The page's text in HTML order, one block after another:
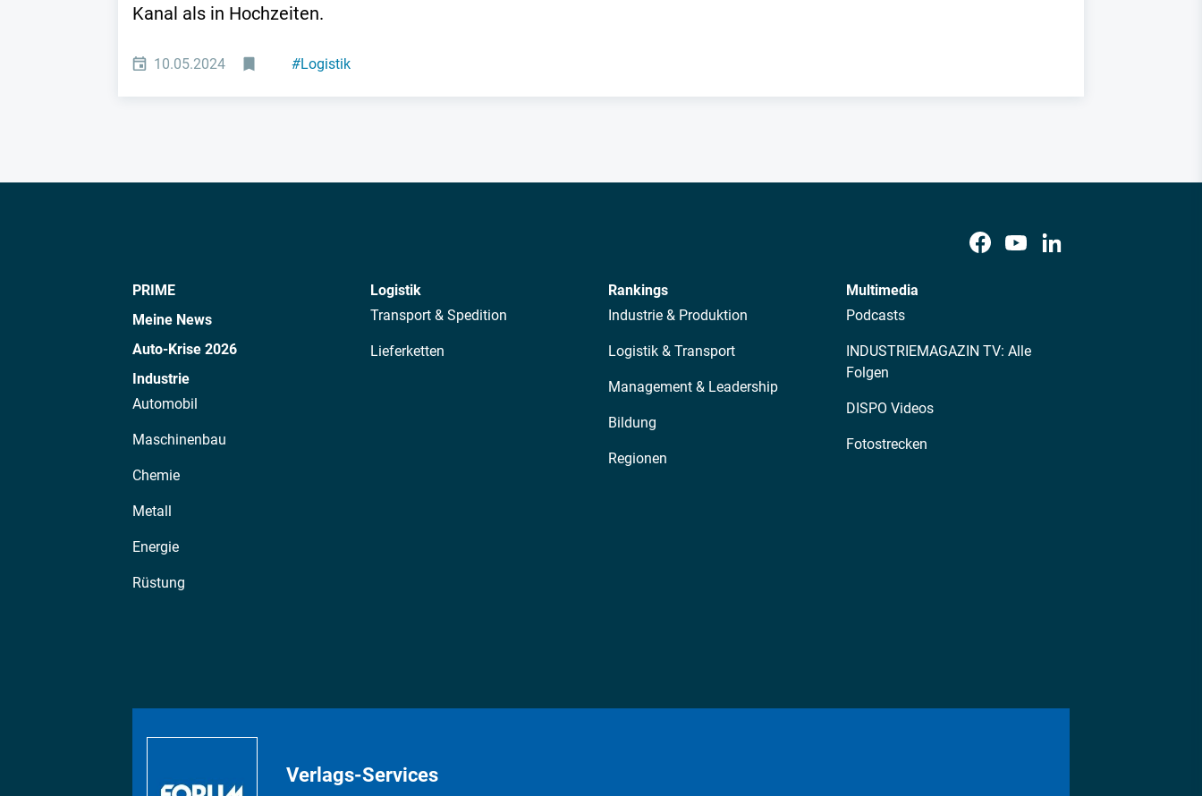
Kanal als in Hochzeiten.
10.05.2024 #Logistik
PRIME
Meine News
Auto-Krise 2026
Industrie
Automobil
Maschinenbau
Chemie
Metall
Energie
Rüstung
Logistik
Transport & Spedition
Lieferketten
Rankings
Industrie & Produktion
Logistik & Transport
Management & Leadership
Bildung
Regionen
Multimedia
Podcasts
INDUSTRIEMAGAZIN TV: Alle
Folgen
DISPO Videos
Fotostrecken
Verlags-Services